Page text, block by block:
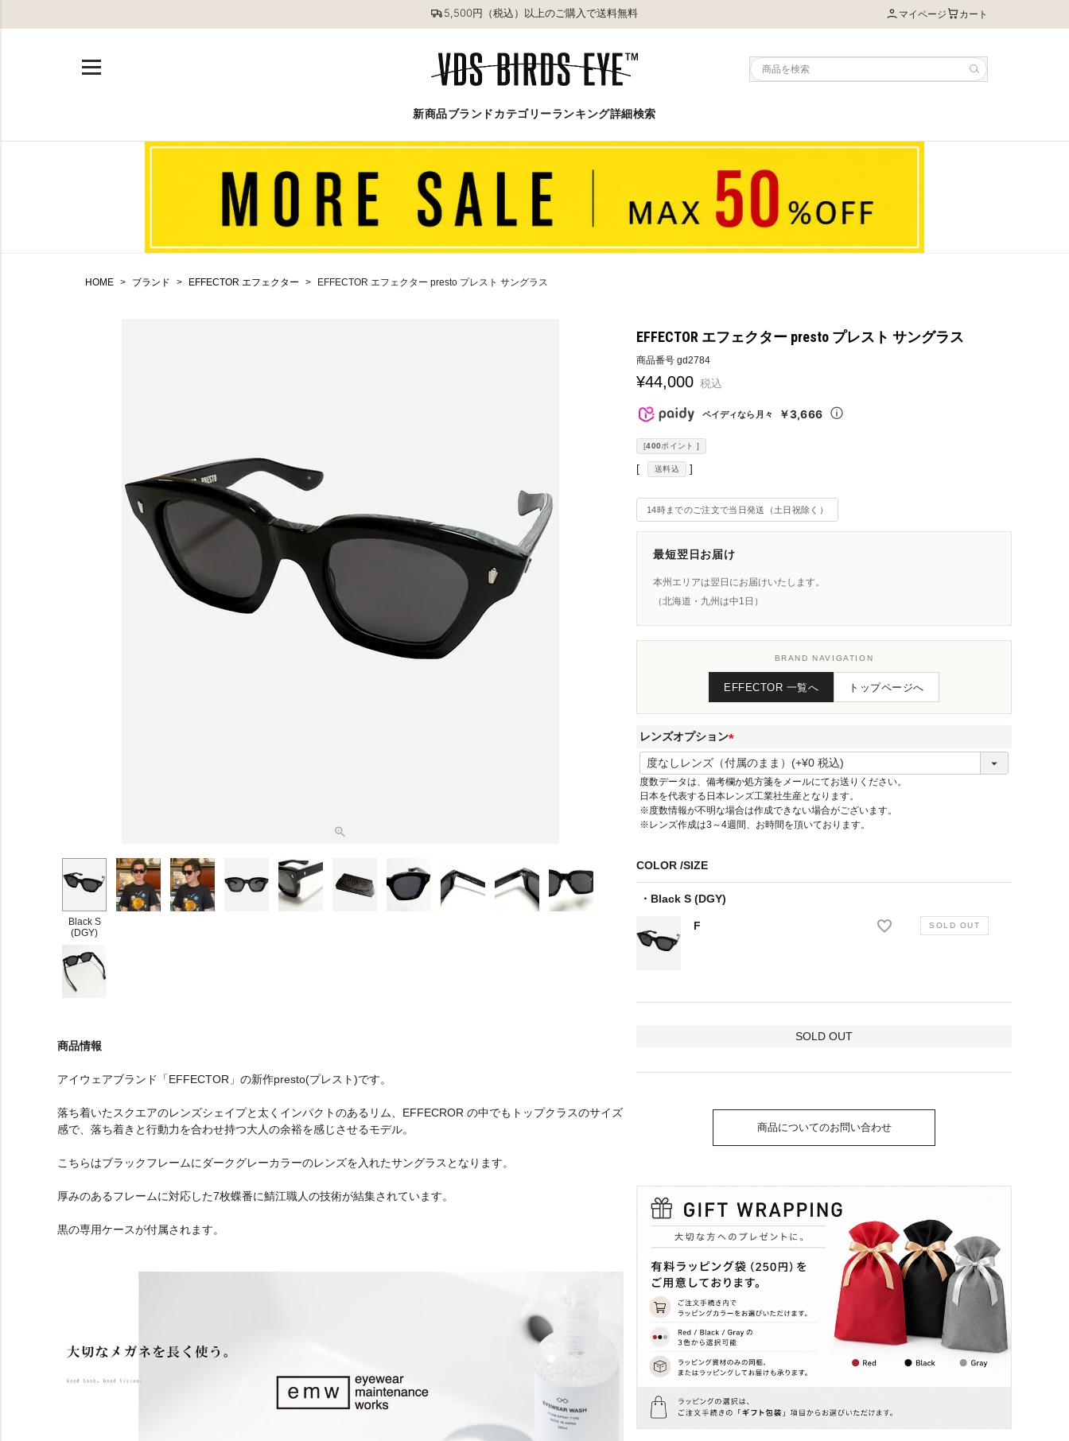
5,500円（税込）以上のご購入で送料無料 マイページ カート
新商品ブランドカテゴリーランキング詳細検索
HOME ブランド EFFECTOR エフェクター EFFECTOR エフェクター presto プレスト サングラス
Black S
(DGY)
商品情報
アイウェアブランド「EFFECTOR」の新作presto(プレスト)です。
落ち着いたスクエアのレンズシェイプと太くインパクトのあるリム、EFFECROR の中でもトップクラスのサイズ
感で、落ち着きと行動力を合わせ持つ大人の余裕を感じさせるモデル。
こちらはブラックフレームにダークグレーカラーのレンズを入れたサングラスとなります。
厚みのあるフレームに対応した7枚蝶番に鯖江職人の技術が結集されています。
黒の専用ケースが付属されます。
EFFECTOR エフェクター presto プレスト サングラス
商品番号 gd2784
¥44,000 税込
ペイディなら月々 ￥3,666
[400ポイント ]
送料込
14時までのご注文で当日発送（土日祝除く）
最短翌日お届け
本州エリアは翌日にお届けいたします。
（北海道・九州は中1日）
BRAND NAVIGATION
EFFECTOR 一覧へ トップページへ
レンズオプション
(
必
須
)
度数データは、備考欄か処方箋をメールにてお送りください。
日本を代表する日本レンズ工業社生産となります。
※度数情報が不明な場合は作成できない場合がございます。
※レンズ作成は3～4週間、お時間を頂いております。
COLOR SIZE
Black S (DGY)
F
SOLD OUT
商品についてのお問い合わせ